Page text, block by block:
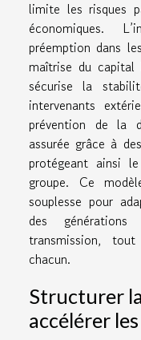
limite les risques
économiques.
préemption dans
maîtrise du
sécurise la
intervenants
prévention de la
assurée grâce à
protégeant ainsi
groupe. Ce
souplesse pour
des
transmission,
chacun.
Structurer
accélérer